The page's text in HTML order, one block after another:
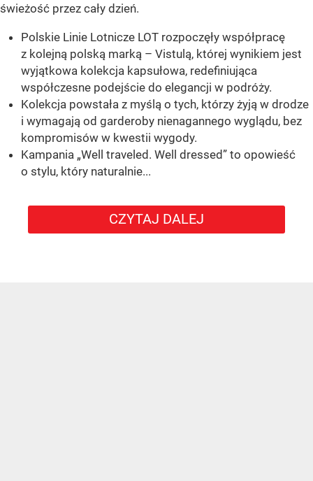
świeżość przez cały dzień.
Polskie Linie Lotnicze LOT rozpoczęły współpracę
z kolejną polską marką – Vistulą, której wynikiem jest
wyjątkowa kolekcja kapsułowa, redefiniująca
współczesne podejście do elegancji w podróży.
Kolekcja powstała z myślą o tych, którzy żyją w drodze
i wymagają od garderoby nienagannego wyglądu, bez
kompromisów w kwestii wygody.
Kampania „Well traveled. Well dressed” to opowieść
o stylu, który naturalnie...
CZYTAJ DALEJ